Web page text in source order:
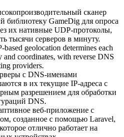
сканер
библиотеку GameDig для опроса
их нативные UDP-протоколы,
тысячи серверов в минуту.
based geolocation determines each
and coordinates, with reverse DNS
providers.
с DNS-именами
в их текущие IP-адреса с
разрешением для обработки
DNS.
веб-приложение с
созданное с помощью Laravel,
отлично работает на